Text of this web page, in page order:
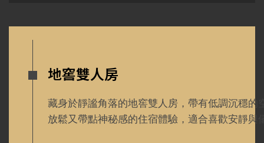
地窖雙人房
藏身於靜謐角落的地窖雙人房，帶有低調沉穩的
放鬆又帶點神秘感的住宿體驗，適合喜歡安靜與